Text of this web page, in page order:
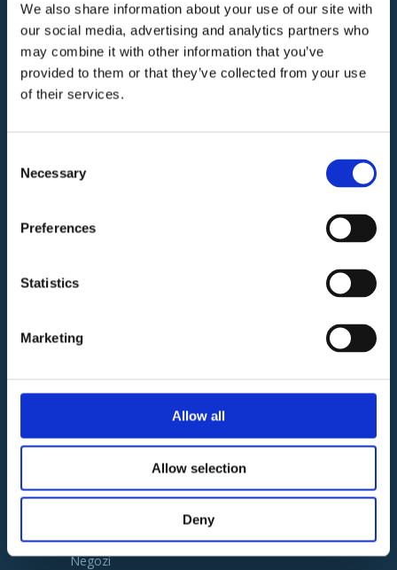
We also share information about your use of our site with
our social media, advertising and analytics partners who
may combine it with other information that you’ve
provided to them or that they’ve collected from your use
of their services.
Selection
Necessary
Preferences
Statistics
Marketing
Allow all
Allow selection
Deny
Commerciale
Iva
Gestione e
info@remrealestate.it
Negozi